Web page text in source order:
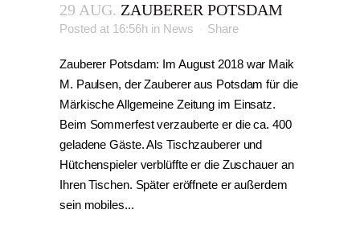
29 AUG. ZAUBERER POTSDAM
Posted at 16:56h in News Share
Zauberer Potsdam: Im August 2018 war Maik
M. Paulsen, der Zauberer aus Potsdam für die
Märkische Allgemeine Zeitung im Einsatz.
Beim Sommerfest verzauberte er die ca. 400
geladene Gäste. Als Tischzauberer und
Hütchenspieler verblüffte er die Zuschauer an
Ihren Tischen. Später eröffnete er außerdem
sein mobiles...